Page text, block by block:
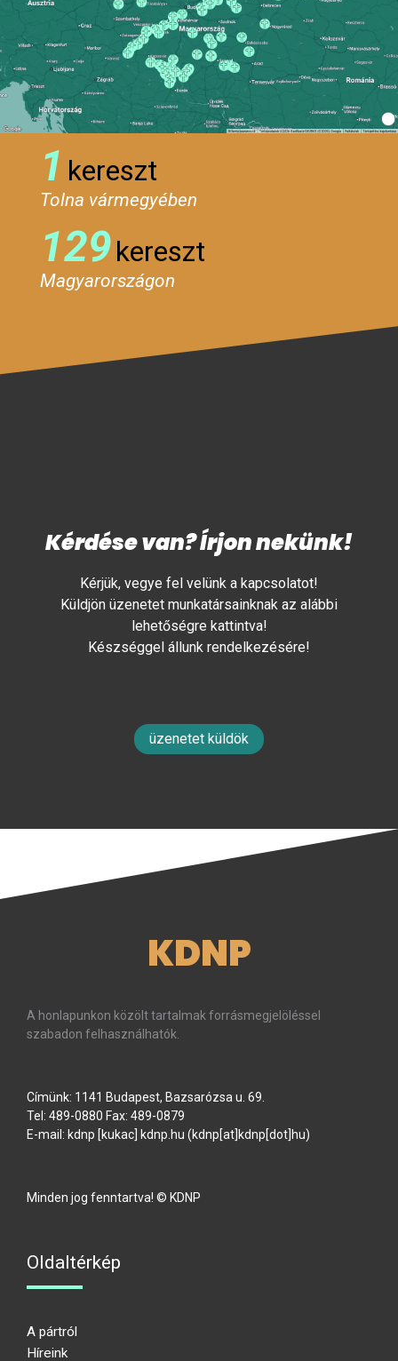
1 kereszt
Tolna vármegyében
129kereszt
Magyarországon
Kérdése van? Írjon nekünk!
Kérjük, vegye fel velünk a kapcsolatot!
Küldjön üzenetet munkatársainknak az alábbi
lehetőségre kattintva!
Készséggel állunk rendelkezésére!
üzenetet küldök
KDNP
A honlapunkon közölt tartalmak forrásmegjelöléssel
szabadon felhasználhatók.
Címünk: 1141 Budapest, Bazsarózsa u. 69.
Tel: 489-0880 Fax: 489-0879
E-mail: kdnp [kukac] kdnp hu (kdnp[at]kdnp[dot]hu)
Minden jog fenntartva! © KDNP
Oldaltérkép
A pártról
Híreink